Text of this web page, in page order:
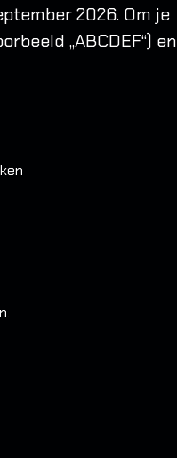
2026. Om je
„ABCDEF“) en